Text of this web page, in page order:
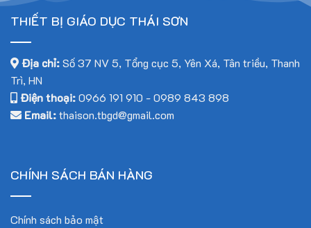
THIẾT BỊ GIÁO DỤC THÁI SƠN
Địa chỉ:Số 37 NV 5, Tổng cục 5, Yên Xá, Tân triều, Thanh
Trì, HN
Điện thoại:0966 191 910 -0989 843 898
Email:thaison.tbgd@gmail.com
CHÍNH SÁCH BÁN HÀNG
Chính sách bảo mật